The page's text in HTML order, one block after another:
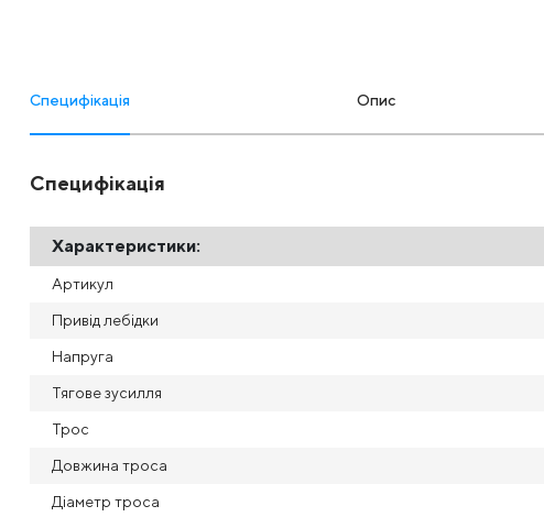
Специфікація Опис
Специфікація
Характеристики:
Артикул
Привід лебідки
Напруга
Тягове зусилля
Трос
Довжина троса
Діаметр троса